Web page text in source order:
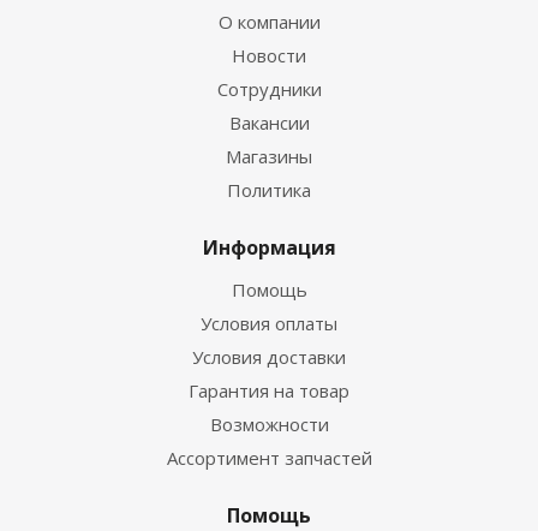
О компании
Новости
Сотрудники
Вакансии
Магазины
Политика
Информация
Помощь
Условия оплаты
Условия доставки
Гарантия на товар
Возможности
Ассортимент запчастей
Помощь